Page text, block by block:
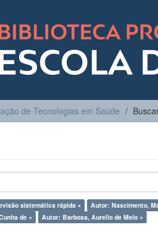
de Tecnologias em Saúde
sistemática rápida × Autor: Nascimento,
de ×
Autor: Barbosa, Aurelio de Melo ×